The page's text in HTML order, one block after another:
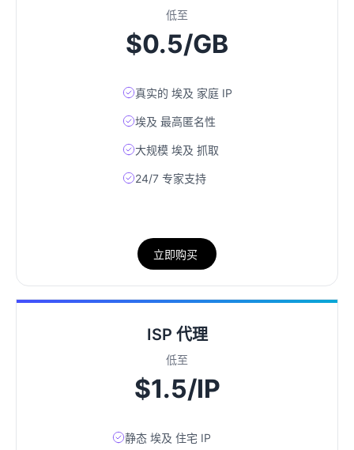
低至
$0.5/GB
真实的 埃及 家庭 IP
埃及 最高匿名性
大规模 埃及 抓取
24/7 专家支持
立即购买
ISP 代理
低至
$1.5/IP
静态 埃及 住宅 IP